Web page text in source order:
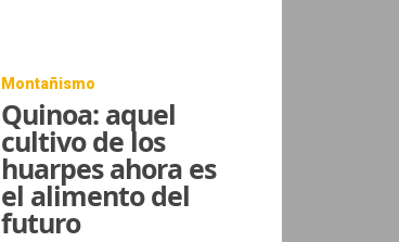
Montañismo
Quinoa: aquel
cultivo de los
huarpes ahora es
el alimento del
futuro